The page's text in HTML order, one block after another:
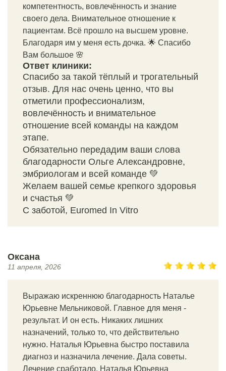
компетентность, вовлечённость и знание
своего дела. Внимательное отношение к
пациентам. Всё прошло на высшем уровне.
Благодаря им у меня есть дочка. 🌟 Спасибо
Вам большое 🌸
Ответ клиники:
Спасибо за такой тёплый и трогательный
отзыв. Для нас очень ценно, что вы
отметили профессионализм,
вовлечённость и внимательное
отношение всей команды на каждом
этапе.
Обязательно передадим ваши слова
благодарности Ольге Александровне,
эмбриологам и всей команде 💚
Желаем вашей семье крепкого здоровья
и счастья 💚
С заботой, Euromed In Vitro
Оксана
11 апреля, 2026
Выражаю искреннюю благодарность Наталье
Юрьевне Мельниковой. Главное для меня -
результат. И он есть. Никаких лишних
назначений, только то, что действительно
нужно. Наталья Юрьевна быстро поставила
диагноз и назначила лечение. Дала советы.
Лечение сработало. Наталья Юрьевна